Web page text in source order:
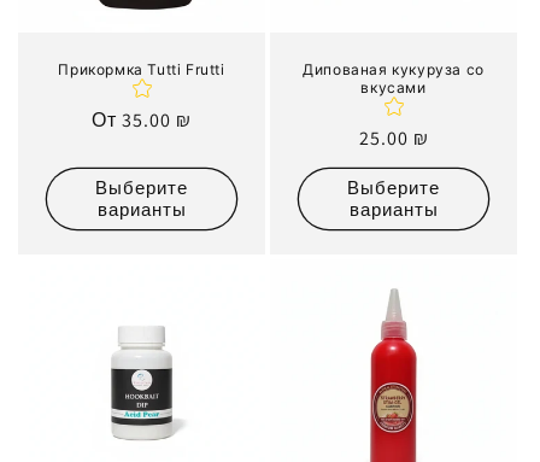
Прикормка Tutti Frutti
Обычная
От 35.00 ₪
Выберите
варианты
Дипованая кукуруза со
вкусами
Обычная
цена
25.00 ₪
Выберите
варианты